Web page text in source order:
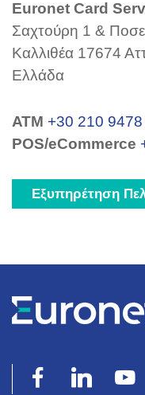
Euronet Card
Σαχτούρη 1 &
Καλλιθέα 17674
Ελλάδα
ΑΤΜ +30 210
POS/eCommerce
Εξυπηρέτηση